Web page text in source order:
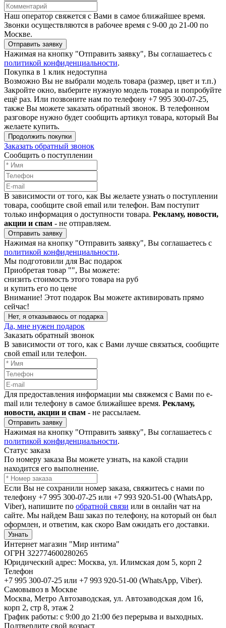
Наш оператор свяжется с Вами в самое ближайшее время.
Звонки осуществляются в рабочее время с 9-00 до 21-00 по
Москве.
Отправить заявку
Нажимая на кнопку "Отправить заявку", Вы соглашаетесь с
политикой конфиденциальности.
Покупка в 1 клик недоступна
Возможно Вы не выбрали модель товара (размер, цвет и т.п.)
Закройте окно, выберите нужную модель товара и попробуйте
ещё раз. Или позвоните нам по телефону +7 995 300-07-25,
также Вы можете заказать обратный звонок. В телефонном
разговоре нужно будет сообщить артикул товара, который Вы
желаете купить.
Продолжить покупки
Заказать обратный звонок
Сообщить о поступлении
В зависимости от того, как Вы желаете узнать о поступлении
товара, сообщите свой email или телефон. Вам поступит
только информация о доступности товара. Рекламу, новости,
акции и спам - не отправляем.
Отправить заявку
Нажимая на кнопку "Отправить заявку", Вы соглашаетесь с
политикой конфиденциальности.
Мы подготовили для Вас подарок
Приобретая товар "", Вы можете:
снизить стоимость этого товара на руб
и купить его по цене
Внимание! Этот подарок Вы можете активировать прямо
сейчас!
Нет, я отказываюсь от подарка
Да, мне нужен подарок
Заказать обратный звонок
В зависимости от того, как с Вами лучше связаться, сообщите
свой email или телефон.
Для предоставления информации мы свяжемся с Вами по e-
mail или телефону в самое ближайшее время. Рекламу,
новости, акции и спам - не рассылаем.
Отправить заявку
Нажимая на кнопку "Отправить заявку", Вы соглашаетесь с
политикой конфиденциальности.
Статус заказа
По номеру заказа Вы можете узнать, на какой стадии
находится его выполнение.
Если Вы не сохранили номер заказа, свяжитесь с нами по
телефону +7 995 300-07-25 или +7 993 920-51-00 (WhatsApp,
Viber), напишите по обратной связи или в онлайн чат на
сайте. Мы найдем Ваш заказ по телефону, на который он был
оформлен, и ответим, как скоро Вам ожидать его доставки.
Узнать
Интернет магазин "Мир интима"
ОГРН 322774600280265
Юридический адрес: Москва, ул. Илимская дом 5, корп 2
Телефон
+7 995 300-07-25 или +7 993 920-51-00 (WhatsApp, Viber).
Самовывоз в Москве
Москва, Метро Автозаводская, ул. Автозаводская дом 16,
корп 2, стр 8, этаж 2
График работы: с 9:00 до 21:00 без перерыва и выходных.
Подтвердите свой возраст